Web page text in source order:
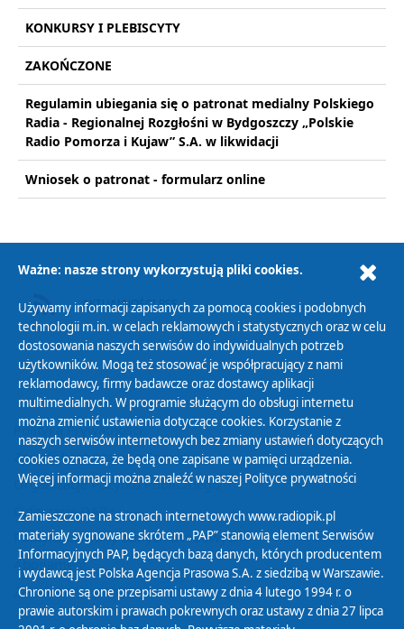
KONKURSY I PLEBISCYTY
ZAKOŃCZONE
Regulamin ubiegania się o patronat medialny Polskiego
Radia - Regionalnej Rozgłośni w Bydgoszczy „Polskie
Radio Pomorza i Kujaw” S.A. w likwidacji
Wniosek o patronat - formularz online
AKTUALNOŚCI RSS
Polityka Prywatności
Zasady korzystania z Serwisu
Organizacje Pożytku Publicznego
Cyfryzacja DAB+
Polityka ochrony danych osobowych
Abonament
Zamówienia publiczne
Ważne: nasze strony wykorzystują pliki cookies.
Używamy informacji zapisanych za pomocą cookies i podobnych
technologii m.in. w celach reklamowych i statystycznych oraz w celu
dostosowania naszych serwisów do indywidualnych potrzeb
użytkowników. Mogą też stosować je współpracujący z nami
reklamodawcy, firmy badawcze oraz dostawcy aplikacji
multimedialnych. W programie służącym do obsługi internetu
można zmienić ustawienia dotyczące cookies. Korzystanie z
naszych serwisów internetowych bez zmiany ustawień dotyczących
cookies oznacza, że będą one zapisane w pamięci urządzenia.
Więcej informacji można znaleźć w naszej Polityce prywatności
Zamieszczone na stronach internetowych www.radiopik.pl
materiały sygnowane skrótem „PAP” stanowią element Serwisów
Informacyjnych PAP, będących bazą danych, których producentem
i wydawcą jest Polska Agencja Prasowa S.A. z siedzibą w Warszawie.
Chronione są one przepisami ustawy z dnia 4 lutego 1994 r. o
prawie autorskim i prawach pokrewnych oraz ustawy z dnia 27 lipca